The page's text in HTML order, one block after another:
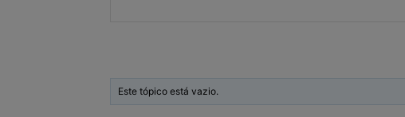
Este tópico está vazio.